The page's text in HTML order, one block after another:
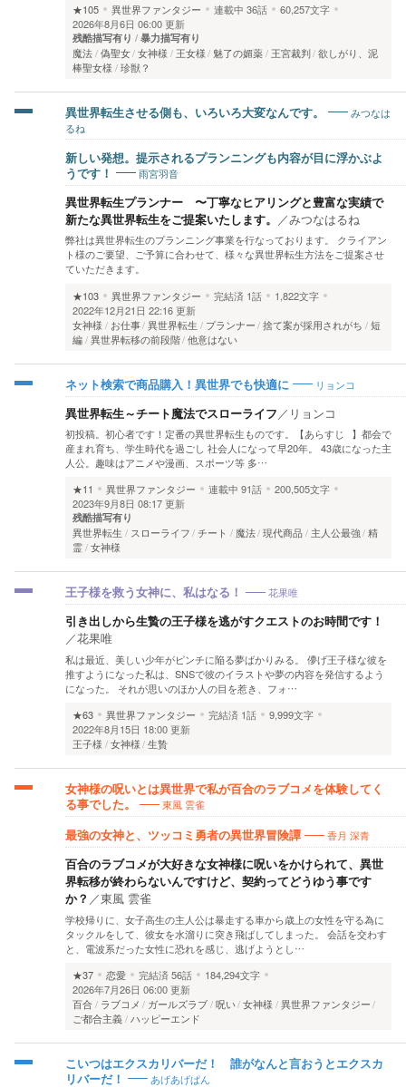
★105
異世界ファンタジー 連載中 36話
60,257文字
2026年8月6日 06:00 更新
残酷描写有り 暴力描写有り
魔法 偽聖女 女神様 王女様 魅了の媚薬 王宮裁判 欲しがり、泥
棒聖女様
珍獣？
異世界転生させる側も、いろいろ大変なんです。
みつなは
るね
新しい発想。提示されるプランニングも内容が目に浮かぶよ
うです！
雨宮羽音
異世界転生プランナー 〜丁寧なヒアリングと豊富な実績で
新たな異世界転生をご提案いたします。 ／みつなはるね
弊社は異世界転生のプランニング事業を行なっております。 クライアン
ト様のご要望、ご予算に合わせて、様々な異世界転生方法をご提案させ
ていただきます。
★103
異世界ファンタジー 完結済 1話
1,822文字
2022年12月21日 22:16 更新
女神様
お仕事 異世界転生 プランナー 捨て案が採用されがち
短
編 異世界転移の前段階 他意はない
ネット検索で商品購入！異世界でも快適に リョンコ
異世界転生～チート魔法でスローライフ ／ リョンコ
初投稿。初心者です！定番の異世界転生ものです。【あらすじ⠀】都会で
産まれ育ち、学生時代を過ごし 社会人になって早20年。 43歳になった主
人公。趣味はアニメや漫画、スポーツ等 多…
★11
異世界ファンタジー 連載中 91話
200,505文字
2023年9月8日 08:17 更新
残酷描写有り
異世界転生 スローライフ チート 魔法 現代商品 主人公最強 精
霊 女神様
王子様を救う女神に、私はなる！ 花果唯
引き出しから生贄の王子様を逃がすクエストのお時間です！
／花果唯
私は最近、美しい少年がピンチに陥る夢ばかりみる。 儚げ王子様な彼を
推すようになった私は、SNSで彼のイラストや夢の内容を発信するよう
になった。 それが思いのほか人の目を惹き、フォ…
★63
異世界ファンタジー 完結済 1話
9,999文字
2022年8月15日 18:00 更新
王子様
女神様 生贄
女神様の呪いとは異世界で私が百合のラブコメを体験してく
る事でした。
東風 雲雀
最強の女神と、ツッコミ勇者の異世界冒険譚 香月 深青
百合のラブコメが大好きな女神様に呪いをかけられて、異世
界転移が終わらないんですけど、契約ってどうゆう事です
か？ ／東風 雲雀
学校帰りに、女子高生の主人公は暴走する車から歳上の女性を守る為に
タックルをして、彼女を水溜りに突き飛ばしてしまった。 会話を交わす
と、電波系だった女性に恐れを感じ、逃げようとし…
★37
恋愛 完結済56話
184,294文字
2026年7月26日 06:00 更新
百合
ラブコメ ガールズラブ 呪い 女神様
異世界ファンタジー
ご都合主義 ハッピーエンド
こいつはエクスカリバーだ！ 誰がなんと言おうとエクスカ
リバーだ！
あげあげぱん